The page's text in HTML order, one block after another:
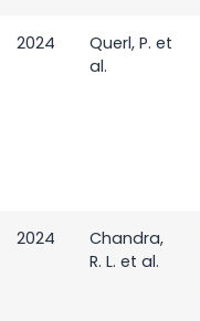
2024
Querl, P. et
al.
2024
Chandra,
R. L. et al.